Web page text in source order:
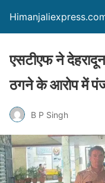
एसटीएफ ने
ठगने के आरोप में
B P Singh